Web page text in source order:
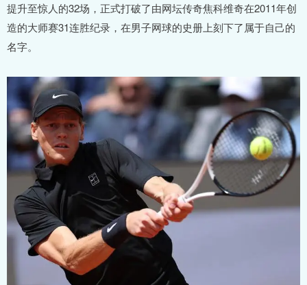
提升至惊人的32场，正式打破了由网坛传奇焦科维奇在2011年创
造的大师赛31连胜纪录，在男子网球的史册上刻下了属于自己的
名字。